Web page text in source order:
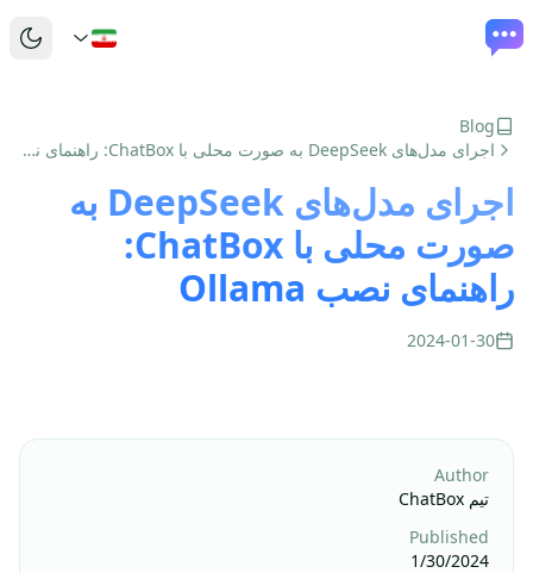
Blog
اجرای مدل‌های DeepSeek به صورت محلی با ChatBox: راهنمای نصب Ollama
اجرای مدل‌های DeepSeek به
صورت محلی با ChatBox:
راهنمای نصب Ollama
2024-01-30
Author
تیم ChatBox
Published
1/30/2024